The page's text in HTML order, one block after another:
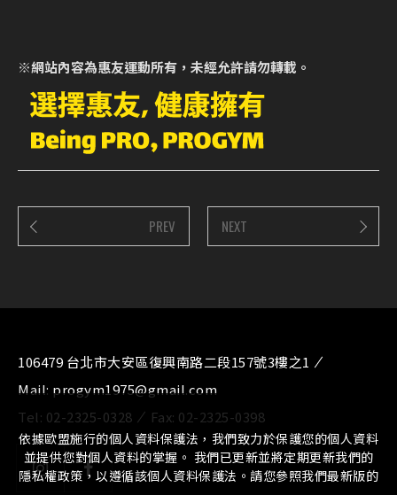
※網站內容為惠友運動所有，未經允許請勿轉載。
PREV NEXT
106479 台北市大安區復興南路二段157號3樓之1
Mail: progym1975@gmail.com
Tel: 02-2325-0328 Fax: 02-2325-0398
依據歐盟施行的個人資料保護法，我們致力於保護您的個人資料
並提供您對個人資料的掌握。 我們已更新並將定期更新我們的
隱私權政策，以遵循該個人資料保護法。請您參照我們最新版的